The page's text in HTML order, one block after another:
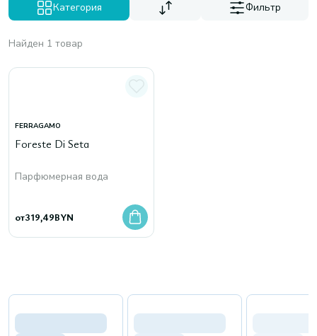
Категория Фильтр
Найден 1 товар
FERRAGAMO
Foreste Di Seta
Парфюмерная вода
от319,49BYN